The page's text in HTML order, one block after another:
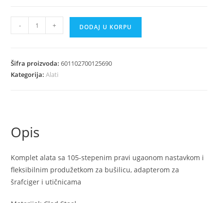
Komplet
alata
105-
stepenim
fleksibilnim
produžetkom
za
bušilicu
količina
- + DODAJ U KORPU
Šifra proizvoda:601102700125690
Kategorija:Alati
Opis
Komplet alata sa 105-stepenim pravi ugaonom nastavkom i
fleksibilnim produžetkom za bušilicu, adapterom za
šrafciger i utičnicama